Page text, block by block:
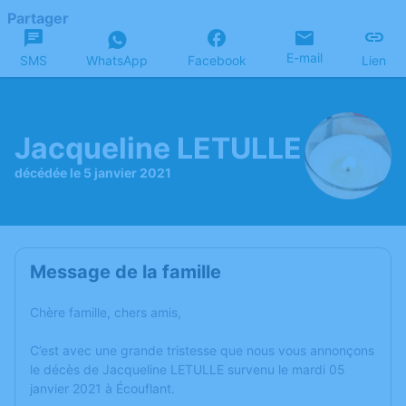
Partager
SMS WhatsApp Facebook E-mail Lien
Jacqueline LETULLE
décédée le 5 janvier 2021
Message de la famille
Chère famille, chers amis,
C’est avec une grande tristesse que nous vous annonçons
le décès de Jacqueline LETULLE survenu le mardi 05
janvier 2021 à Écouflant.